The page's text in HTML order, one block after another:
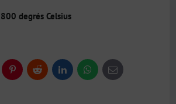
800 degrés Celsius
PinterestReddit LinkedInWhatsApp
E-
mail